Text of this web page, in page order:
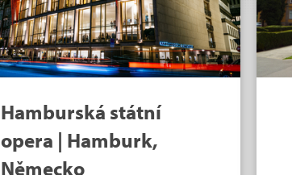
Hamburská státní
opera | Hamburk,
Německo